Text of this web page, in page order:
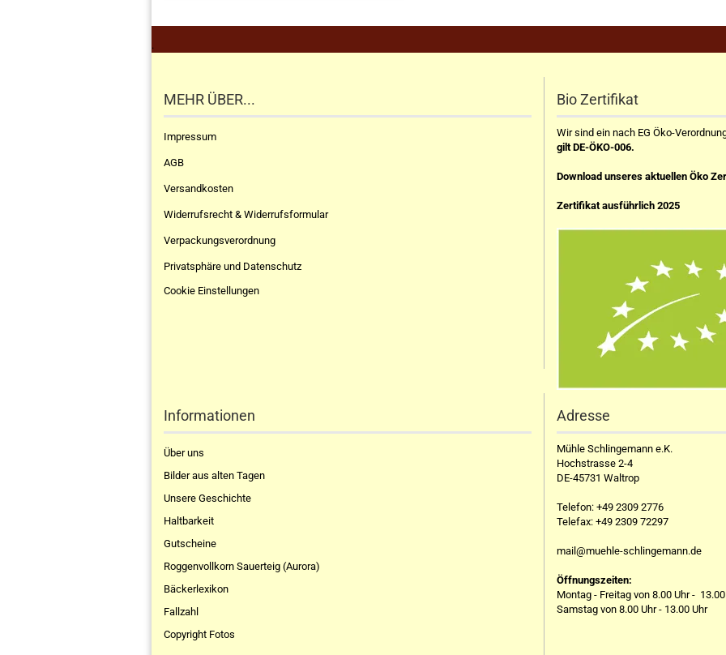
.
MEHR ÜBER...
Impressum
AGB
Versandkosten
Widerrufsrecht & Widerrufsformular
Verpackungsverordnung
Privatsphäre und Datenschutz
Cookie Einstellungen
Bio Zertifikat
Wir sind ein nach EG Öko-
gilt DE-ÖKO-006.
Download unseres aktuellen Öko
Zertifikat ausführlich 2025
Informationen
Über uns
Bilder aus alten Tagen
Unsere Geschichte
Haltbarkeit
Gutscheine
Roggenvollkorn Sauerteig (Aurora)
Bäckerlexikon
Fallzahl
Copyright Fotos
Adresse
Mühle Schlingemann e.K.
Hochstrasse 2-4
DE-45731 Waltrop
Telefon: +49 2309 2776
Telefax: +49 2309 72297
mail@muehle-schlingemann.de
Öffnungszeiten:
Montag - Freitag von 8.00 Uhr -
Samstag von 8.00 Uhr - 13.00 Uhr